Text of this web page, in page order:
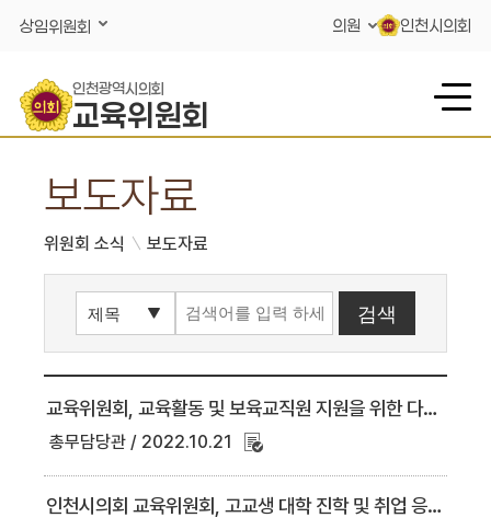
상임위원회 의원 인천시의회
인천광역시의회
교육위원회
보도자료
위원회 소식 보도자료
교육위원회, 교육활동 및 보육교직원 지원을 위한 다양한 조례 제정 추진
총무담당관 2022.10.21
인천시의회 교육위원회, 고교생 대학 진학 및 취업 응시에 따른 경제적 부담 줄여